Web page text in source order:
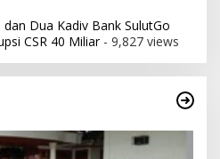
Dua Kadiv Bank SulutGo
CSR 40 Miliar- 9,827 views